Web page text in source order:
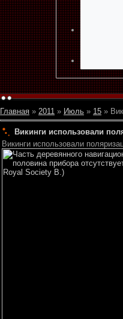
Главная » 2011 » Июль » 15 »
Викинги использовали
Викинги использовали